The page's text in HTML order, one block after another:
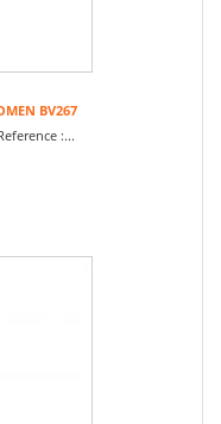
BV267
:...